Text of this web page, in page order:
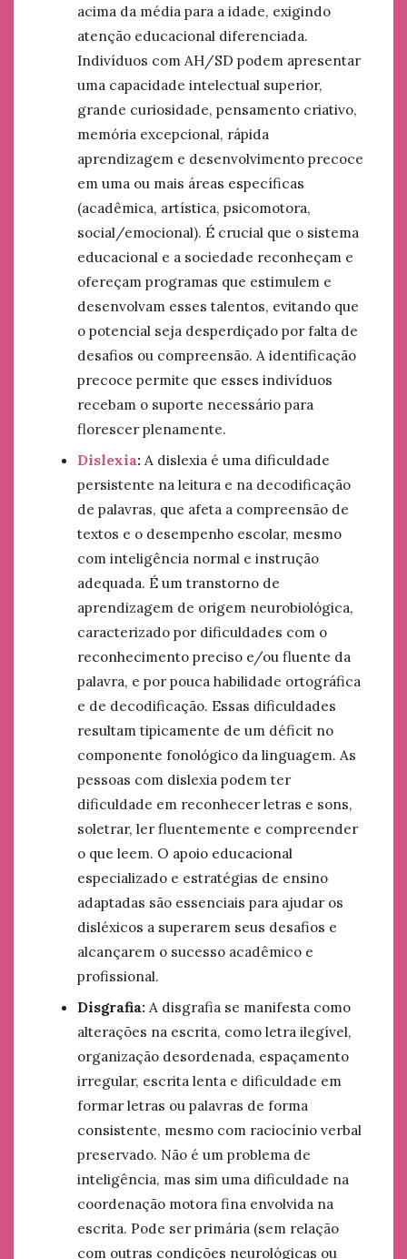
acima da média para a idade, exigindo
atenção educacional diferenciada.
Indivíduos com AH/SD podem apresentar
uma capacidade intelectual superior,
grande curiosidade, pensamento criativo,
memória excepcional, rápida
aprendizagem e desenvolvimento precoce
em uma ou mais áreas específicas
(acadêmica, artística, psicomotora,
social/emocional). É crucial que o sistema
educacional e a sociedade reconheçam e
ofereçam programas que estimulem e
desenvolvam esses talentos, evitando que
o potencial seja desperdiçado por falta de
desafios ou compreensão. A identificação
precoce permite que esses indivíduos
recebam o suporte necessário para
florescer plenamente.
Dislexia: A dislexia é uma dificuldade
persistente na leitura e na decodificação
de palavras, que afeta a compreensão de
textos e o desempenho escolar, mesmo
com inteligência normal e instrução
adequada. É um transtorno de
aprendizagem de origem neurobiológica,
caracterizado por dificuldades com o
reconhecimento preciso e/ou fluente da
palavra, e por pouca habilidade ortográfica
e de decodificação. Essas dificuldades
resultam tipicamente de um déficit no
componente fonológico da linguagem. As
pessoas com dislexia podem ter
dificuldade em reconhecer letras e sons,
soletrar, ler fluentemente e compreender
o que leem. O apoio educacional
especializado e estratégias de ensino
adaptadas são essenciais para ajudar os
disléxicos a superarem seus desafios e
alcançarem o sucesso acadêmico e
profissional.
Disgrafia: A disgrafia se manifesta como
alterações na escrita, como letra ilegível,
organização desordenada, espaçamento
irregular, escrita lenta e dificuldade em
formar letras ou palavras de forma
consistente, mesmo com raciocínio verbal
preservado. Não é um problema de
inteligência, mas sim uma dificuldade na
coordenação motora fina envolvida na
escrita. Pode ser primária (sem relação
com outras condições neurológicas ou